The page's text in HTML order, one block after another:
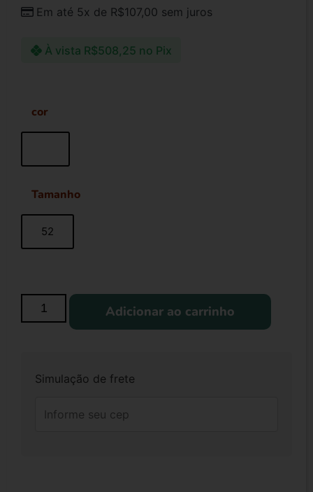
Em até 5x de R$107,00 sem juros
À vista R$508,25 no Pix
cor
Tamanho
52
Adicionar ao carrinho
Simulação de frete